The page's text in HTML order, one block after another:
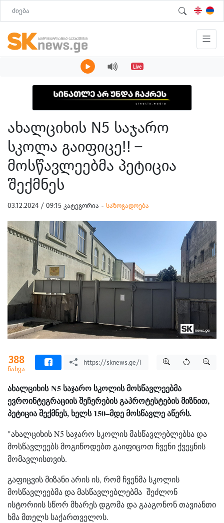
Live
ახალციხის N5 საჯარო
სკოლა გაიფიცე!! –
მოსწავლეებმა პეტიცია
შექმნეს
03.12.2024 / 09:15 კატეგორია - საზოგადოება
388
ნახვა
ახალციხის N5 საჯარო სკოლის მოსწავლეებმა
ევროინტეგრაციის შეჩერების გაპროტესტების მიზნით,
პეტიცია შექმნეს, ხელს 150–მდე მოსწავლე აწერს.
"ახალციხის N5 საჯარო სკოლის მასწავლებლებსა და
მოსწავლეებს მოგიწოდებთ გაიფიცოთ ჩვენი ქვეყნის
მომავლისთვის.
გაფიცვის მიზანი არის ის, რომ ჩვენმა სკოლის
მოსწავლეებმა და მასწავლებლებმა შეძლონ
ისტორიის სწორ მხარეს დგომა და გააგონონ თავიანთი
ხმა მთელს საქართველოს.